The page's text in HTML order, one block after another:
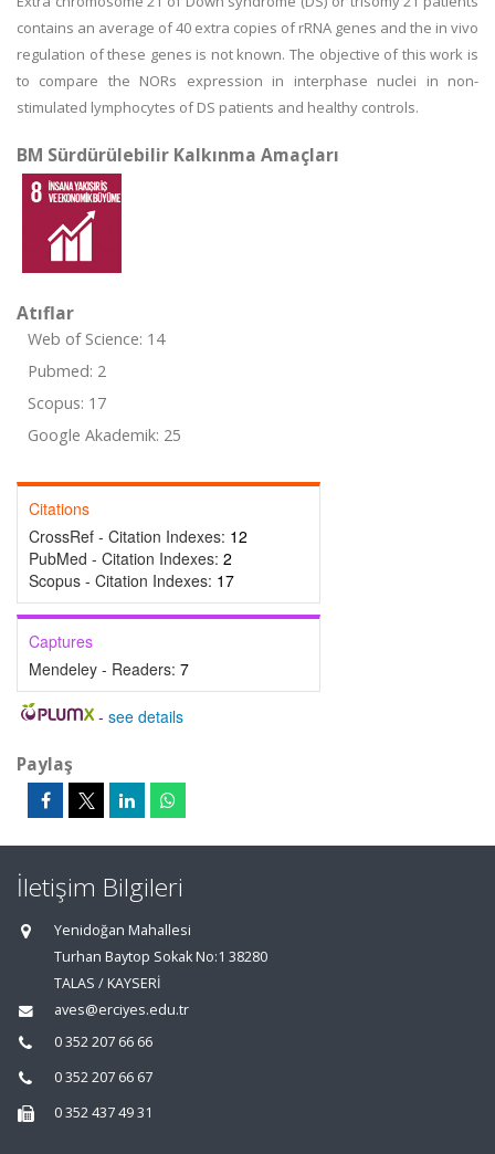
contains an average of 40 extra copies of rRNA genes and the in vivo
regulation of these genes is not known. The objective of this work is
to compare the NORs expression in interphase nuclei in non-
stimulated lymphocytes of DS patients and healthy controls.
BM Sürdürülebilir Kalkınma Amaçları
Atıflar
Web of Science: 14
Pubmed: 2
Scopus: 17
Google Akademik: 25
Citations
CrossRef - Citation Indexes: 12
PubMed - Citation Indexes: 2
Scopus - Citation Indexes: 17
Captures
Mendeley - Readers: 7
- see details
Paylaş
İletişim Bilgileri
Yenidoğan Mahallesi
Turhan Baytop Sokak No:1 38280
TALAS / KAYSERİ
aves@erciyes.edu.tr
0 352 207 66 66
0 352 207 66 67
0 352 437 49 31